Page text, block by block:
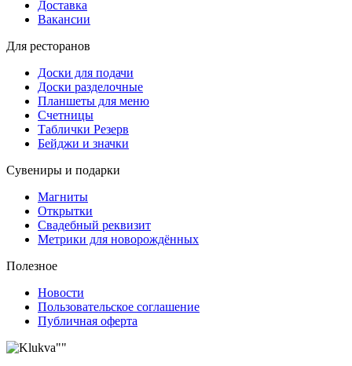
Доставка
Вакансии
Для ресторанов
Доски для подачи
Доски разделочные
Планшеты для меню
Счетницы
Таблички Резерв
Бейджи и значки
Сувениры и подарки
Магниты
Открытки
Свадебный реквизит
Метрики для новорождённых
Полезное
Новости
Пользовательское соглашение
Публичная оферта